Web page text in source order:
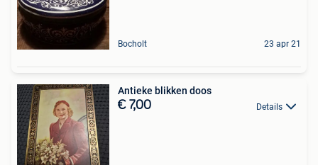
Bocholt 23 apr 21
Antieke blikken doos
€ 7,00 Details